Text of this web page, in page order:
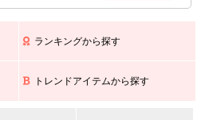
は8/17(月)以降の対応となりますので
遅延が生じております｡
ランキングから探す
トレンドアイテムから探す